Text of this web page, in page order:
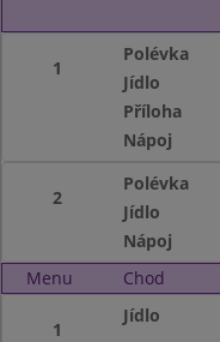
1
Polévka
Jídlo
Příloha
Nápoj
2
Polévka
Jídlo
Nápoj
Menu
Chod
1
Jídlo